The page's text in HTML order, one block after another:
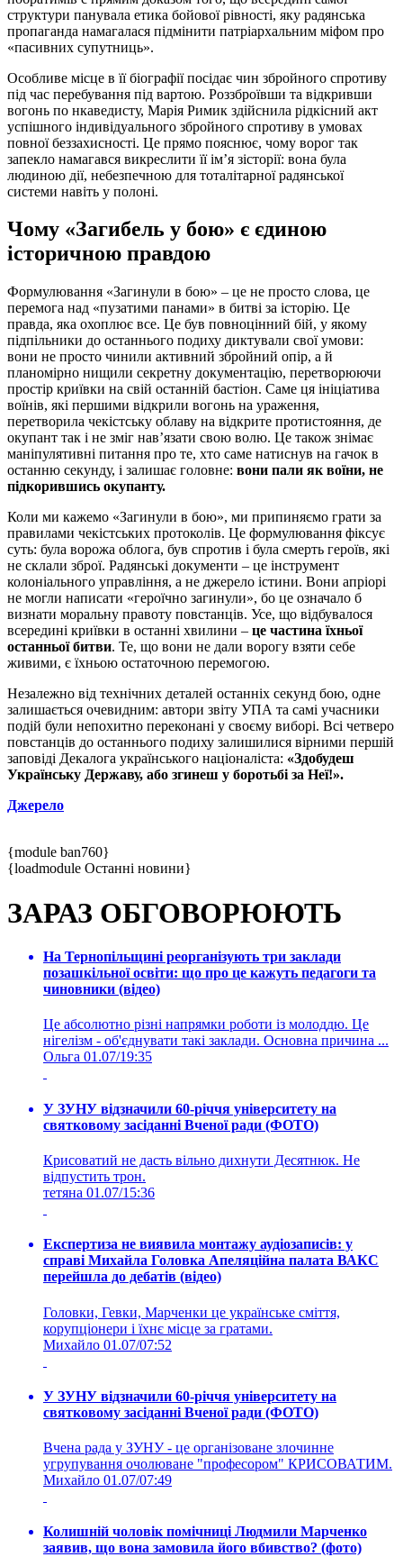
структури панувала етика бойової рівності, яку радянська
пропаганда намагалася підмінити патріархальним міфом про
«пасивних супутниць».
Особливе місце в її біографії посідає чин збройного спротиву
під час перебування під вартою. Роззброївши та відкривши
вогонь по нкаведисту, Марія Римик здійснила рідкісний акт
успішного індивідуального збройного спротиву в умовах
повної беззахисності. Це прямо пояснює, чому ворог так
запекло намагався викреслити її ім’я зісторії: вона була
людиною дії, небезпечною для тоталітарної радянської
системи навіть у полоні.
Чому «Загибель у бою» є єдиною
історичною правдою
Формулювання «Загинули в бою» – це не просто слова, це
перемога над «пузатими панами» в битві за історію. Це
правда, яка охоплює все. Це був повноцінний бій, у якому
підпільники до останнього подиху диктували свої умови:
вони не просто чинили активний збройний опір, а й
планомірно нищили секретну документацію, перетворюючи
простір криївки на свій останній бастіон. Саме ця ініціатива
воїнів, які першими відкрили вогонь на ураження,
перетворила чекістську облаву на відкрите протистояння, де
окупант так і не зміг нав’язати свою волю. Це також знімає
маніпулятивні питання про те, хто саме натиснув на гачок в
останню секунду, і залишає головне: вони пали як воїни, не
підкорившись окупанту.
Коли ми кажемо «Загинули в бою», ми припиняємо грати за
правилами чекістських протоколів. Це формулювання фіксує
суть: була ворожа облога, був спротив і була смерть героїв, які
не склали зброї. Радянські документи – це інструмент
колоніального управління, а не джерело істини. Вони апріорі
не могли написати «героїчно загинули», бо це означало б
визнати моральну правоту повстанців. Усе, що відбувалося
всередині криївки в останні хвилини – це частина їхньої
останньої битви. Те, що вони не дали ворогу взяти себе
живими, є їхньою остаточною перемогою.
Незалежно від технічних деталей останніх секунд бою, одне
залишається очевидним: автори звіту УПА та самі учасники
подій були непохитно переконані у своєму виборі. Всі четверо
повстанців до останнього подиху залишилися вірними першій
заповіді Декалога українського націоналіста: «Здобудеш
Українську Державу, або згинеш у боротьбі за Неї!».
Джерело
{module ban760}
{loadmodule Останні новини}
ЗАРАЗ ОБГОВОРЮЮТЬ
На Тернопільщині реорганізують три заклади
позашкільної освіти: що про це кажуть педагоги та
чиновники (відео)
Це абсолютно різні напрямки роботи із молоддю. Це
нігелізм - об'єднувати такі заклади. Основна причина ...
Ольга 01.07/19:35
У ЗУНУ відзначили 60-річчя університету на
святковому засіданні Вченої ради (ФОТО)
Крисоватий не дасть вільно дихнути Десятнюк. Не
відпустить трон.
тетяна 01.07/15:36
Експертиза не виявила монтажу аудіозаписів: у
справі Михайла Головка Апеляційна палата ВАКС
перейшла до дебатів (відео)
Головки, Гевки, Марченки це українське сміття,
корупціонери і їхнє місце за гратами.
Михайло 01.07/07:52
У ЗУНУ відзначили 60-річчя університету на
святковому засіданні Вченої ради (ФОТО)
Вчена рада у ЗУНУ - це організоване злочинне
угрупування очолюване "професором" КРИСОВАТИМ.
Михайло 01.07/07:49
Колишній чоловік помічниці Людмили Марченко
заявив, що вона замовила його вбивство? (фото)